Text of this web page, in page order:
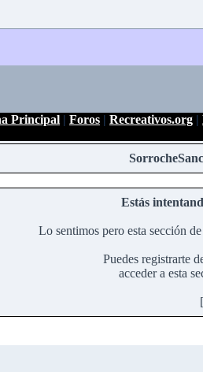
Principal | Foros | Recreativos.org |
Estás
Lo sentimos pero esta sección
Puedes registrarte
acceder a esta